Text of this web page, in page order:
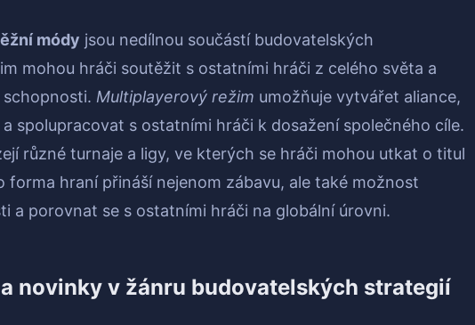
módy jsou nedílnou součástí budovatelských
mohou hráči soutěžit s ostatními hráči z celého světa a
Multiplayerový režim umožňuje vytvářet aliance,
spolupracovat s ostatními hráči k dosažení společného cíle.
různé turnaje a ligy, ve kterých se hráči mohou utkat o titul
forma hraní přináší nejenom zábavu, ale také možnost
a porovnat se s ostatními hráči na globální úrovni.
novinky v žánru budovatelských strategií